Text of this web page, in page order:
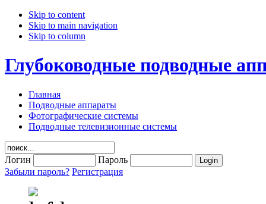
Skip to content
Skip to main navigation
Skip to column
Глубоководные подводные
Главная
Подводные аппараты
Фотографические системы
Подводные телевизионные системы
Логин
Пароль
Забыли пароль? Регистрация